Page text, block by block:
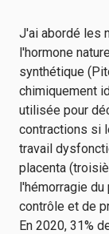
J'ai abordé les
l'hormone
synthétique
chimiquement
utilisée pour
contractions si
travail
placenta
l'hémorragie
contrôle et de
En 2020, 31%